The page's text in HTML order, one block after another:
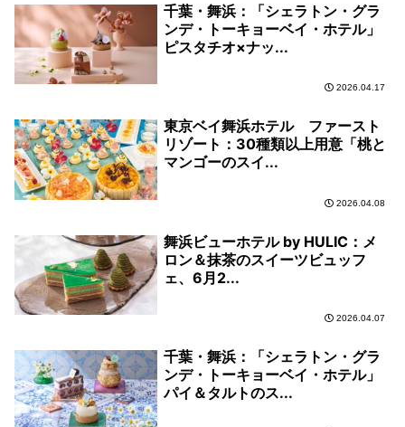
千葉・舞浜：「シェラトン・グラ
ンデ・トーキョーベイ・ホテル」
ピスタチオ×ナッ...
2026.04.17
東京ベイ舞浜ホテル ファースト
リゾート：30種類以上用意「桃と
マンゴーのスイ...
2026.04.08
舞浜ビューホテル by HULIC：メ
ロン＆抹茶のスイーツビュッフ
ェ、6月2...
2026.04.07
千葉・舞浜：「シェラトン・グラ
ンデ・トーキョーベイ・ホテル」
パイ＆タルトのス...